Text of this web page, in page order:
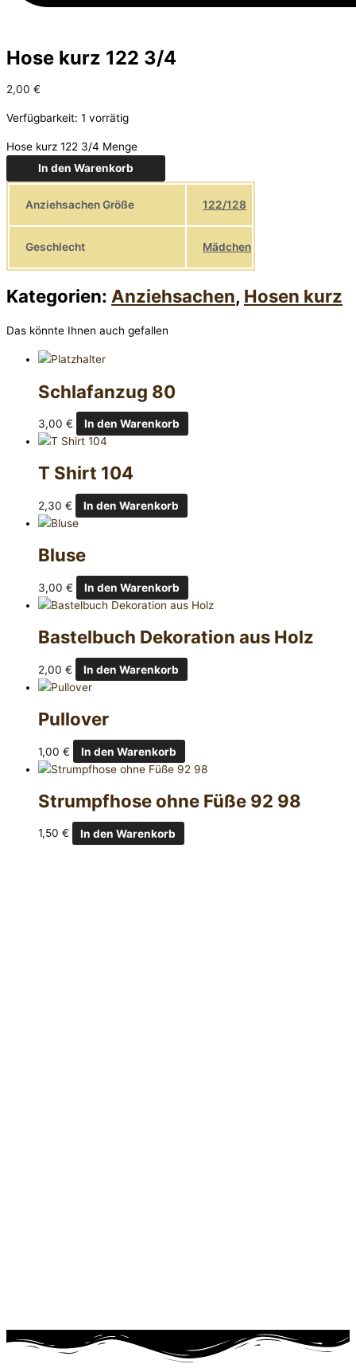
Hose kurz 122 3/4
2,00 €
Verfügbarkeit: 1 vorrätig
Hose kurz 122 3/4 Menge
In den Warenkorb
Anziehsachen Größe 122/128
Geschlecht Mädchen
Kategorien: Anziehsachen, Hosen kurz
Das könnte Ihnen auch gefallen
Schlafanzug 80
3,00 € In den Warenkorb
T Shirt 104
2,30 € In den Warenkorb
Bluse
3,00 € In den Warenkorb
Bastelbuch Dekoration aus Holz
2,00 € In den Warenkorb
Pullover
1,00 € In den Warenkorb
Strumpfhose ohne Füße 92 98
1,50 € In den Warenkorb